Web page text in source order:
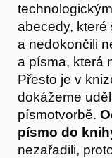
abecedy, které
a nedokončili
a písma, která
Přesto je v
dokážeme
písmotvorbě.
písmo do
nezařadili,